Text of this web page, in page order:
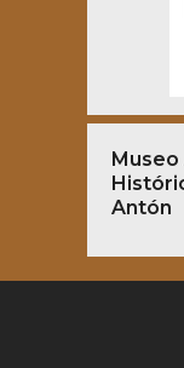
Antón